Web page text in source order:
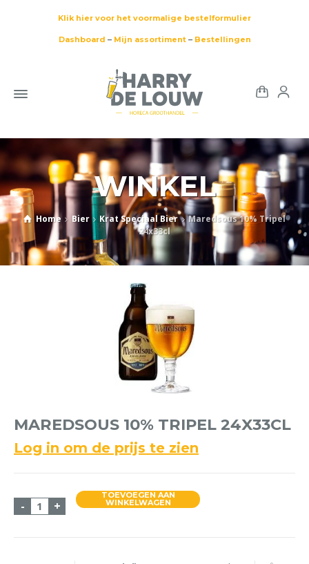
Klik hier voor het voormalige bestelformulier
Dashboard – Mijn assortiment– Bestellingen
WINKEL
Home Bier Krat Speciaal Bier
Maredsous 10% Tripel
24x33cl
MAREDSOUS 10% TRIPEL 24X33CL
Log in om de prijs te zien
- Maredsous 10% Tripel 24x33cl aantal
+
TOEVOEGEN AAN
WINKELWAGEN